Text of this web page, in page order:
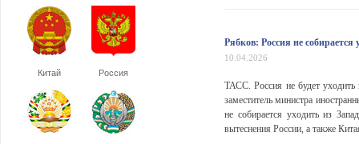
Китай Россия
Рябков: Россия не
10.04.2026
ТАСС. Россия не будет
заместитель министра
не собирается уходить из
вытеснения России, а также